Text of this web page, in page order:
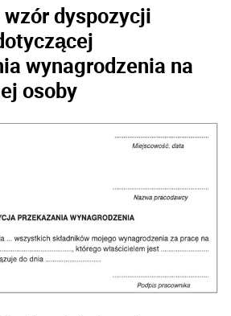
wzór dyspozycji
wynagrodzenia na
osoby